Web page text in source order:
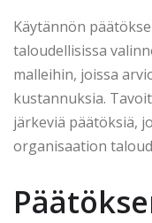
Käytännön
taloudellisissa
malleihin, joissa
kustannuksia.
järkeviä päätöksiä,
organisaation